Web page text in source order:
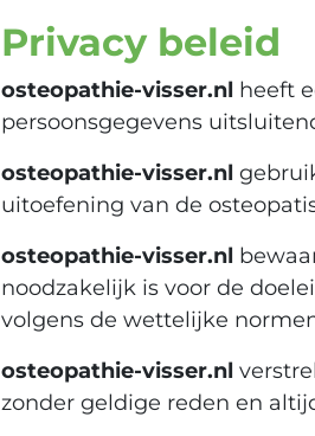
Privacy beleid
osteopathie-visser.nl heeft
persoonsgegevens
osteopathie-visser.nl
uitoefening van de
osteopathie-visser.nl
noodzakelijk is voor de
volgens de wettelijke
osteopathie-visser.nl
zonder geldige reden en